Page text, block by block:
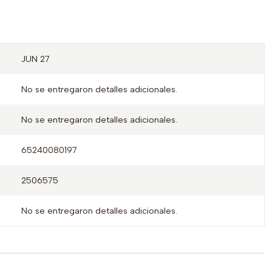
JUN 27
No se entregaron detalles adicionales.
No se entregaron detalles adicionales.
65240080197
2506575
No se entregaron detalles adicionales.